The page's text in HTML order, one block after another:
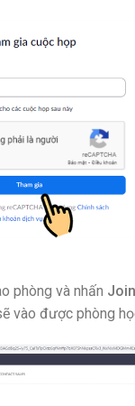
phòng và nhấn Join
vào được phòng